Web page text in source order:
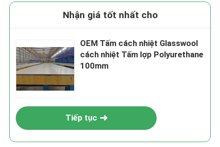
Nhận giá tốt nhất cho
OEM Tấm cách nhiệt Glasswool
cách nhiệt Tấm lợp Polyurethane
100mm
Tiếp tục